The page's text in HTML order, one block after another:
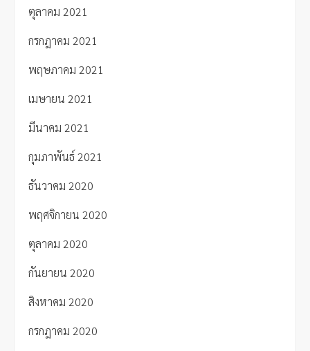
ตุลาคม 2021
กรกฎาคม 2021
พฤษภาคม 2021
เมษายน 2021
มีนาคม 2021
กุมภาพันธ์ 2021
ธันวาคม 2020
พฤศจิกายน 2020
ตุลาคม 2020
กันยายน 2020
สิงหาคม 2020
กรกฎาคม 2020